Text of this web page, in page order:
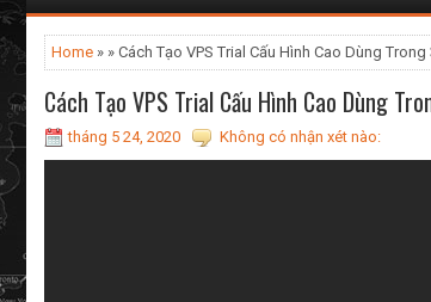
Home » » Cách Tạo VPS Trial Cấu Hình Cao Dùng
Cách Tạo VPS Trial Cấu Hình Cao Dùng
tháng 5 24, 2020 Không có nhận xét nào: